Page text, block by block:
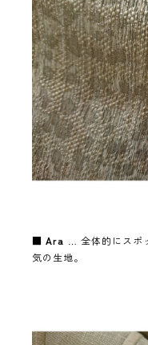
■Ara
… 全体的にス
気の生地。